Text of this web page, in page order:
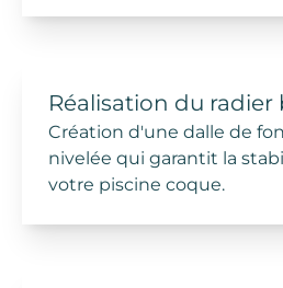
Réalisation du radier
Création d'une dalle de
nivelée qui garantit la
votre piscine coque.